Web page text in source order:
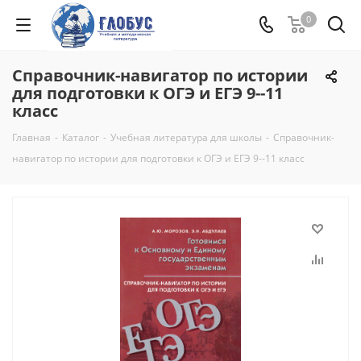
0
Справочник-навигатор по истории
для подготовки к ОГЭ и ЕГЭ 9--11
класс
Главная - Каталог - Учебная литература для школы - Справочник-
навигатор по истории для подготовки к ОГЭ и ЕГЭ 9--11 класс